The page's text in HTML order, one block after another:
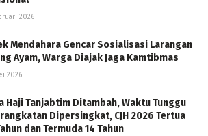
2026
Mendahara Gencar Sosialisasi Larangan
Ayam, Warga Diajak Jaga Kamtibmas
2026
Haji Tanjabtim Ditambah, Waktu Tunggu
Dipersingkat, CJH 2026 Tertua
dan Termuda 14 Tahun